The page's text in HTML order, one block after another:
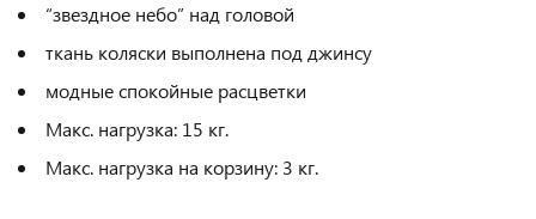
“звездное небо” над головой
ткань коляски выполнена под джинсу
модные спокойные расцветки
Макс. нагрузка: 15 кг.
Макс. нагрузка на корзину: 3 кг.